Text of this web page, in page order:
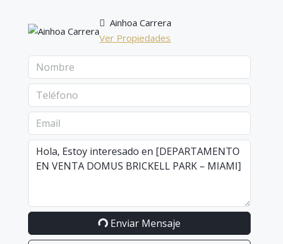
Ainhoa Carrera
Ver Propiedades
Enviar Mensaje